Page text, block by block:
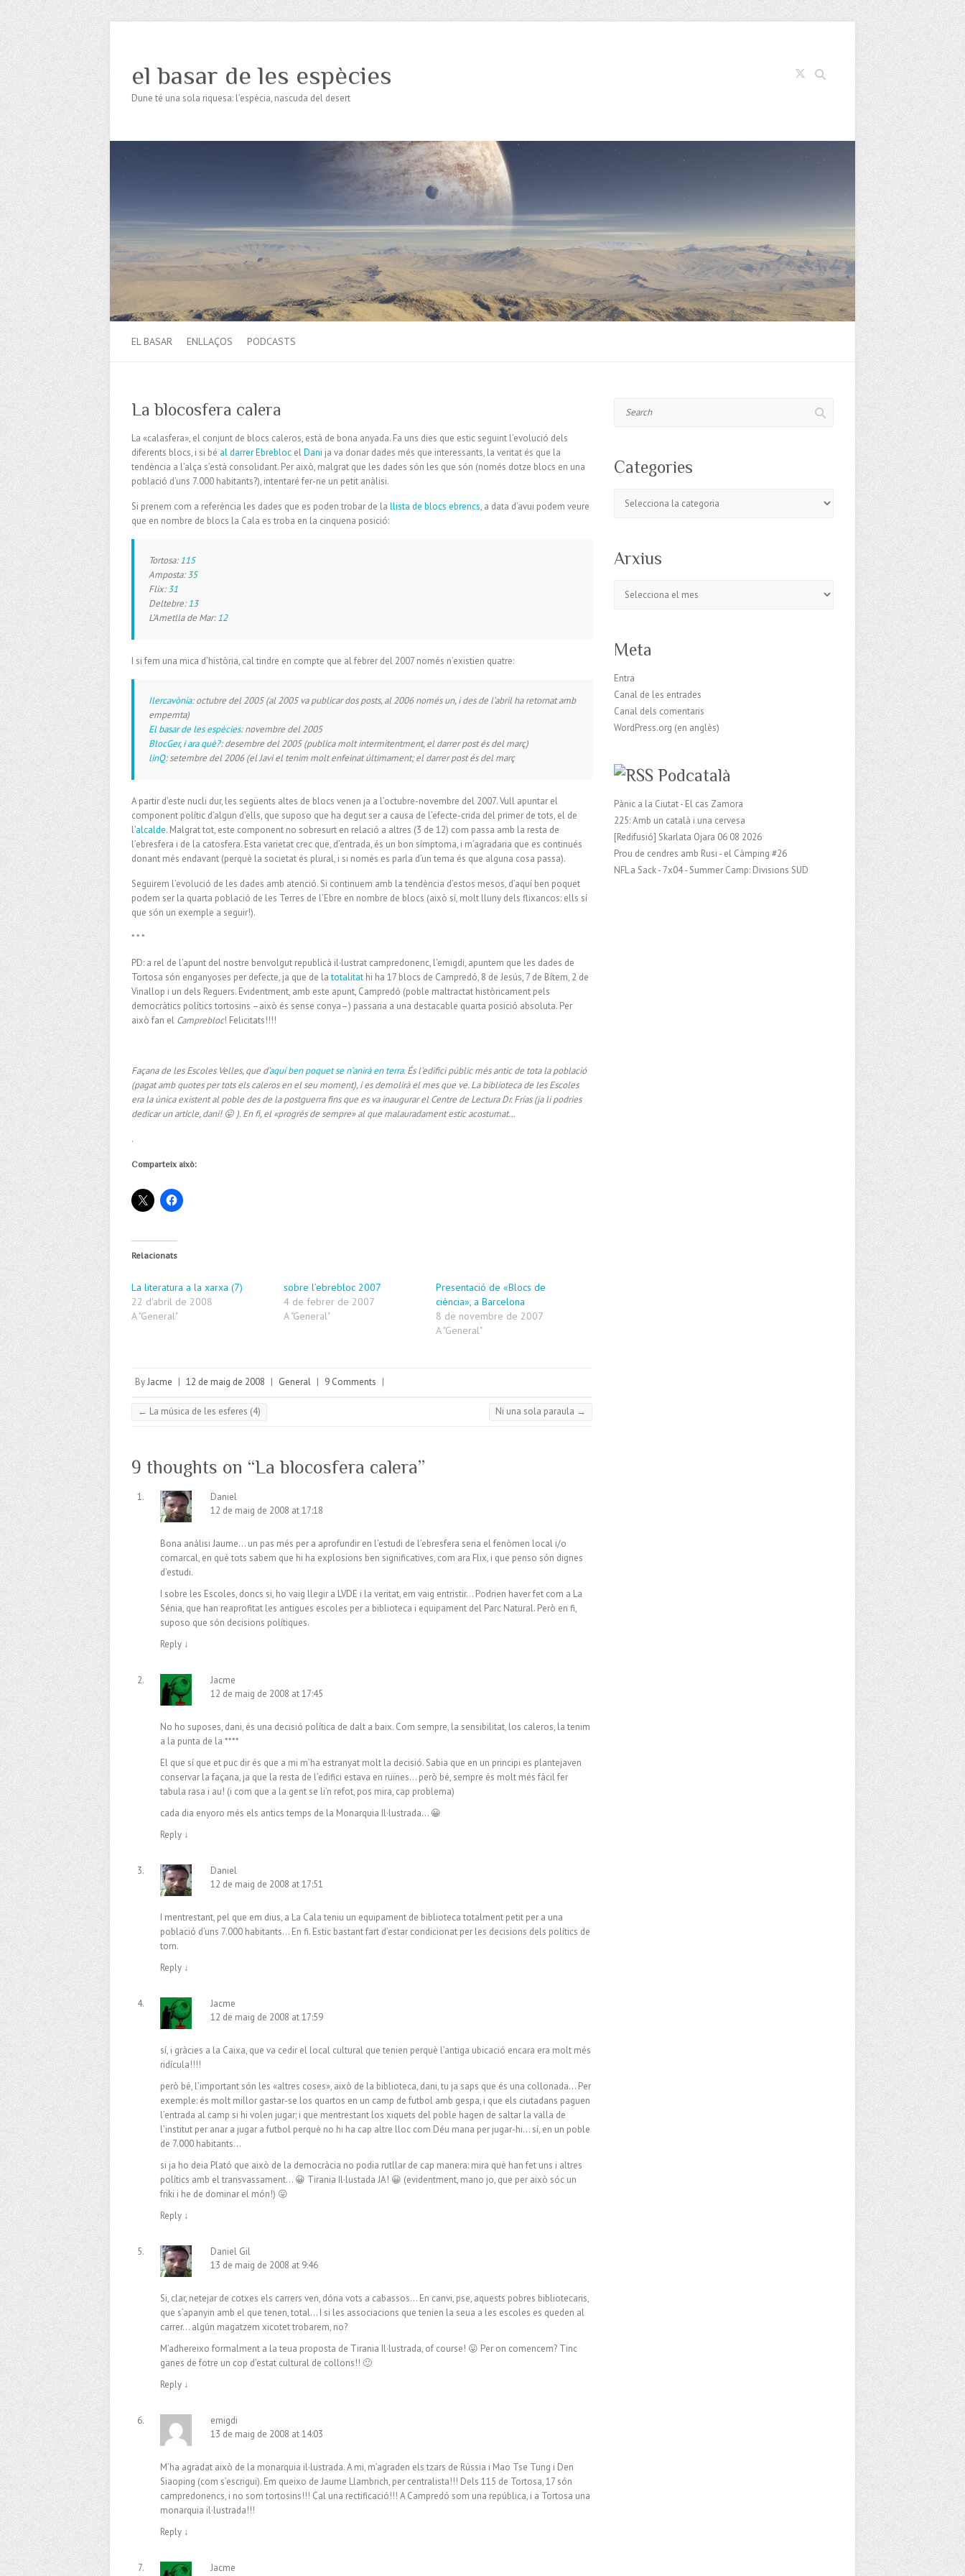
Search
el basar de les espècies
Dune té una sola riquesa: l’espècia, nascuda del desert
EL BASAR ENLLAÇOS PODCASTS
La blocosfera calera
La «calasfera», el conjunt de blocs caleros, està de bona anyada. Fa uns dies que estic seguint l’evolució dels
diferents blocs, i si bé al darrer Ebrebloc elDani ja va donar dades més que interessants, la veritat és que la
tendència a l’alça s’està consolidant. Per això, malgrat que les dades són les que són (només dotze blocs en una
població d’uns 7.000 habitants?), intentaré fer-ne un petit anàlisi.
Si prenem com a referència les dades que es poden trobar de la llista de blocs ebrencs, a data d’avui podem veure
que en nombre de blocs la Cala es troba en la cinquena posició:
Tortosa:115
Amposta:35
Flix:31
Deltebre:13
L’Ametlla de Mar:12
I si fem una mica d’història, cal tindre en compte que al febrer del 2007 només n’existien quatre:
Ilercavònia: octubre del 2005 (al 2005 va publicar dos posts, al 2006 només un, i des de l’abril ha retornat amb
empemta)
El basar de les espècies: novembre del 2005
BlocGer, i ara què?: desembre del 2005 (publica molt intermitentment, el darrer post és del març)
linQ: setembre del 2006 (el Javi el tenim molt enfeinat últimament; el darrer post és del març
A partir d’este nucli dur, les següents altes de blocs venen ja a l’octubre-novembre del 2007. Vull apuntar el
component polític d’algun d’ells, que suposo que ha degut ser a causa de l’efecte-crida del primer de tots, el de
l’alcalde. Malgrat tot, este component no sobresurt en relació a altres (3 de 12) com passa amb la resta de
l’ebresfera i de la catosfera. Esta varietat crec que, d’entrada, és un bon símptoma, i m’agradaria que es continués
donant més endavant (perquè la societat és plural, i si només es parla d’un tema és que alguna cosa passa).
Seguirem l’evolució de les dades amb atenció. Si continuem amb la tendència d’estos mesos, d’aquí ben poquet
podem ser la quarta població de les Terres de l’Ebre en nombre de blocs (això sí, molt lluny dels flixancos: ells sí
que són un exemple a seguir!).
* * *
PD: a rel de l’apunt del nostre benvolgut republicà il·lustrat campredonenc, l’emigdi, apuntem que les dades de
Tortosa són enganyoses per defecte, ja que de latotalitat hi ha 17 blocs de Campredó, 8 de Jesús, 7 de Bítem, 2 de
Vinallop i un dels Reguers. Evidentment, amb este apunt, Campredó (poble maltractat històricament pels
democràtics polítics tortosins –això és sense conya–) passaria a una destacable quarta posició absoluta. Per
això fan el Camprebloc! Felicitats!!!!
Façana de les Escoles Velles, que d’aquí ben poquet se n’anirà en terra. És l’edifici públic més antic de tota la població
(pagat amb quotes per tots els caleros en el seu moment), i es demolirà el mes que ve. La biblioteca de les Escoles
era la única existent al poble des de la postguerra fins que es va inaugurar el Centre de Lectura Dr. Frías (ja li podries
dedicar un article, dani! 😛 ). En fi, el «progrés de sempre» al que malauradament estic acostumat…
.
Comparteix això:
Relacionats
La literatura a la xarxa (7)
22 d'abril de 2008
A "General"
sobre l’ebrebloc 2007
4 de febrer de 2007
A "General"
Presentació de «Blocs de
ciència», a Barcelona
8 de novembre de 2007
A "General"
ByJacme | 12 de maig de 2008 | General | 9 Comments |
← La música de les esferes (4) Ni una sola paraula →
9 thoughts on “La blocosfera calera”
Daniel
12 de maig de 2008 at 17:18
Bona anàlisi Jaume… un pas més per a aprofundir en l’estudi de l’ebresfera seria el fenòmen local i/o
comarcal, en què tots sabem que hi ha explosions ben significatives, com ara Flix, i que penso són dignes
d’estudi.
I sobre les Escoles, doncs si, ho vaig llegir a LVDE i la veritat, em vaig entristir… Podrien haver fet com a La
Sénia, que han reaprofitat les antigues escoles per a biblioteca i equipament del Parc Natural. Però en fi,
suposo que són decisions polítiques.
Reply ↓
Jacme
12 de maig de 2008 at 17:45
No ho suposes, dani, és una decisió política de dalt a baix. Com sempre, la sensibilitat, los caleros, la tenim
a la punta de la ****
El que sí que et puc dir és que a mi m’ha estranyat molt la decisió. Sabia que en un principi es plantejaven
conservar la façana, ja que la resta de l’edifici estava en ruïnes… però bé, sempre és molt més fàcil fer
tabula rasa i au! (i com que a la gent se li’n refot, pos mira, cap problema)
cada dia enyoro més els antics temps de la Monarquia Il·lustrada… 😀
Reply ↓
Daniel
12 de maig de 2008 at 17:51
I mentrestant, pel que em dius, a La Cala teniu un equipament de biblioteca totalment petit per a una
població d’uns 7.000 habitants… En fi. Estic bastant fart d’estar condicionat per les decisions dels polítics de
torn.
Reply ↓
Jacme
12 de maig de 2008 at 17:59
sí, i gràcies a la Caixa, que va cedir el local cultural que tenien perquè l’antiga ubicació encara era molt més
ridícula!!!!
però bé, l’important són les «altres coses», això de la biblioteca, dani, tu ja saps que és una collonada… Per
exemple: és molt millor gastar-se los quartos en un camp de futbol amb gespa, i que els ciutadans paguen
l’entrada al camp si hi volen jugar; i que mentrestant los xiquets del poble hagen de saltar la valla de
l’institut per anar a jugar a futbol perquè no hi ha cap altre lloc com Déu mana per jugar-hi… sí, en un poble
de 7.000 habitants…
si ja ho deia Plató que això de la democràcia no podia rutllar de cap manera: mira què han fet uns i altres
polítics amb el transvassament… 😀 Tirania Il·lustada JA! 😀 (evidentment, mano jo, que per això sóc un
friki i he de dominar el món!) 😛
Reply ↓
Daniel Gil
13 de maig de 2008 at 9:46
Si, clar, netejar de cotxes els carrers ven, dóna vots a cabassos… En canvi, pse, aquests pobres bibliotecaris,
que s’apanyin amb el que tenen, total… I si les associacions que tenien la seua a les escoles es queden al
carrer… algún magatzem xicotet trobarem, no?
M’adhereixo formalment a la teua proposta de Tirania Il·lustrada, of course! 😛 Per on comencem? Tinc
ganes de fotre un cop d’estat cultural de collons!! 🙂
Reply ↓
emigdi
13 de maig de 2008 at 14:03
M’ha agradat això de la monarquia il·lustrada. A mi, m’agraden els tzars de Rússia i Mao Tse Tung i Den
Siaoping (com s’escrigui). Em queixo de Jaume Llambrich, per centralista!!! Dels 115 de Tortosa, 17 són
campredonencs, i no som tortosins!!! Cal una rectificació!!! A Campredó som una república, i a Tortosa una
monarquia il·lustrada!!!
Reply ↓
Jacme
Categories
Arxius
Meta
Entra
Canal de les entrades
Canal dels comentaris
WordPress.org (en anglès)
Podcatalà
Pànic a la Ciutat - El cas Zamora
225: Amb un català i una cervesa
[Redifusió] Skarlata Ojara 06 08 2026
Prou de cendres amb Rusi - el Càmping #26
NFL a Sack - 7x04 - Summer Camp: Divisions SUD